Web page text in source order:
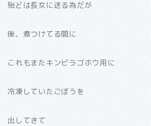
殆どは長女に送る為だが
後、煮つけてる間に
これもまたキンビラゴホウ用に
冷凍していたごぼうを
出してきて